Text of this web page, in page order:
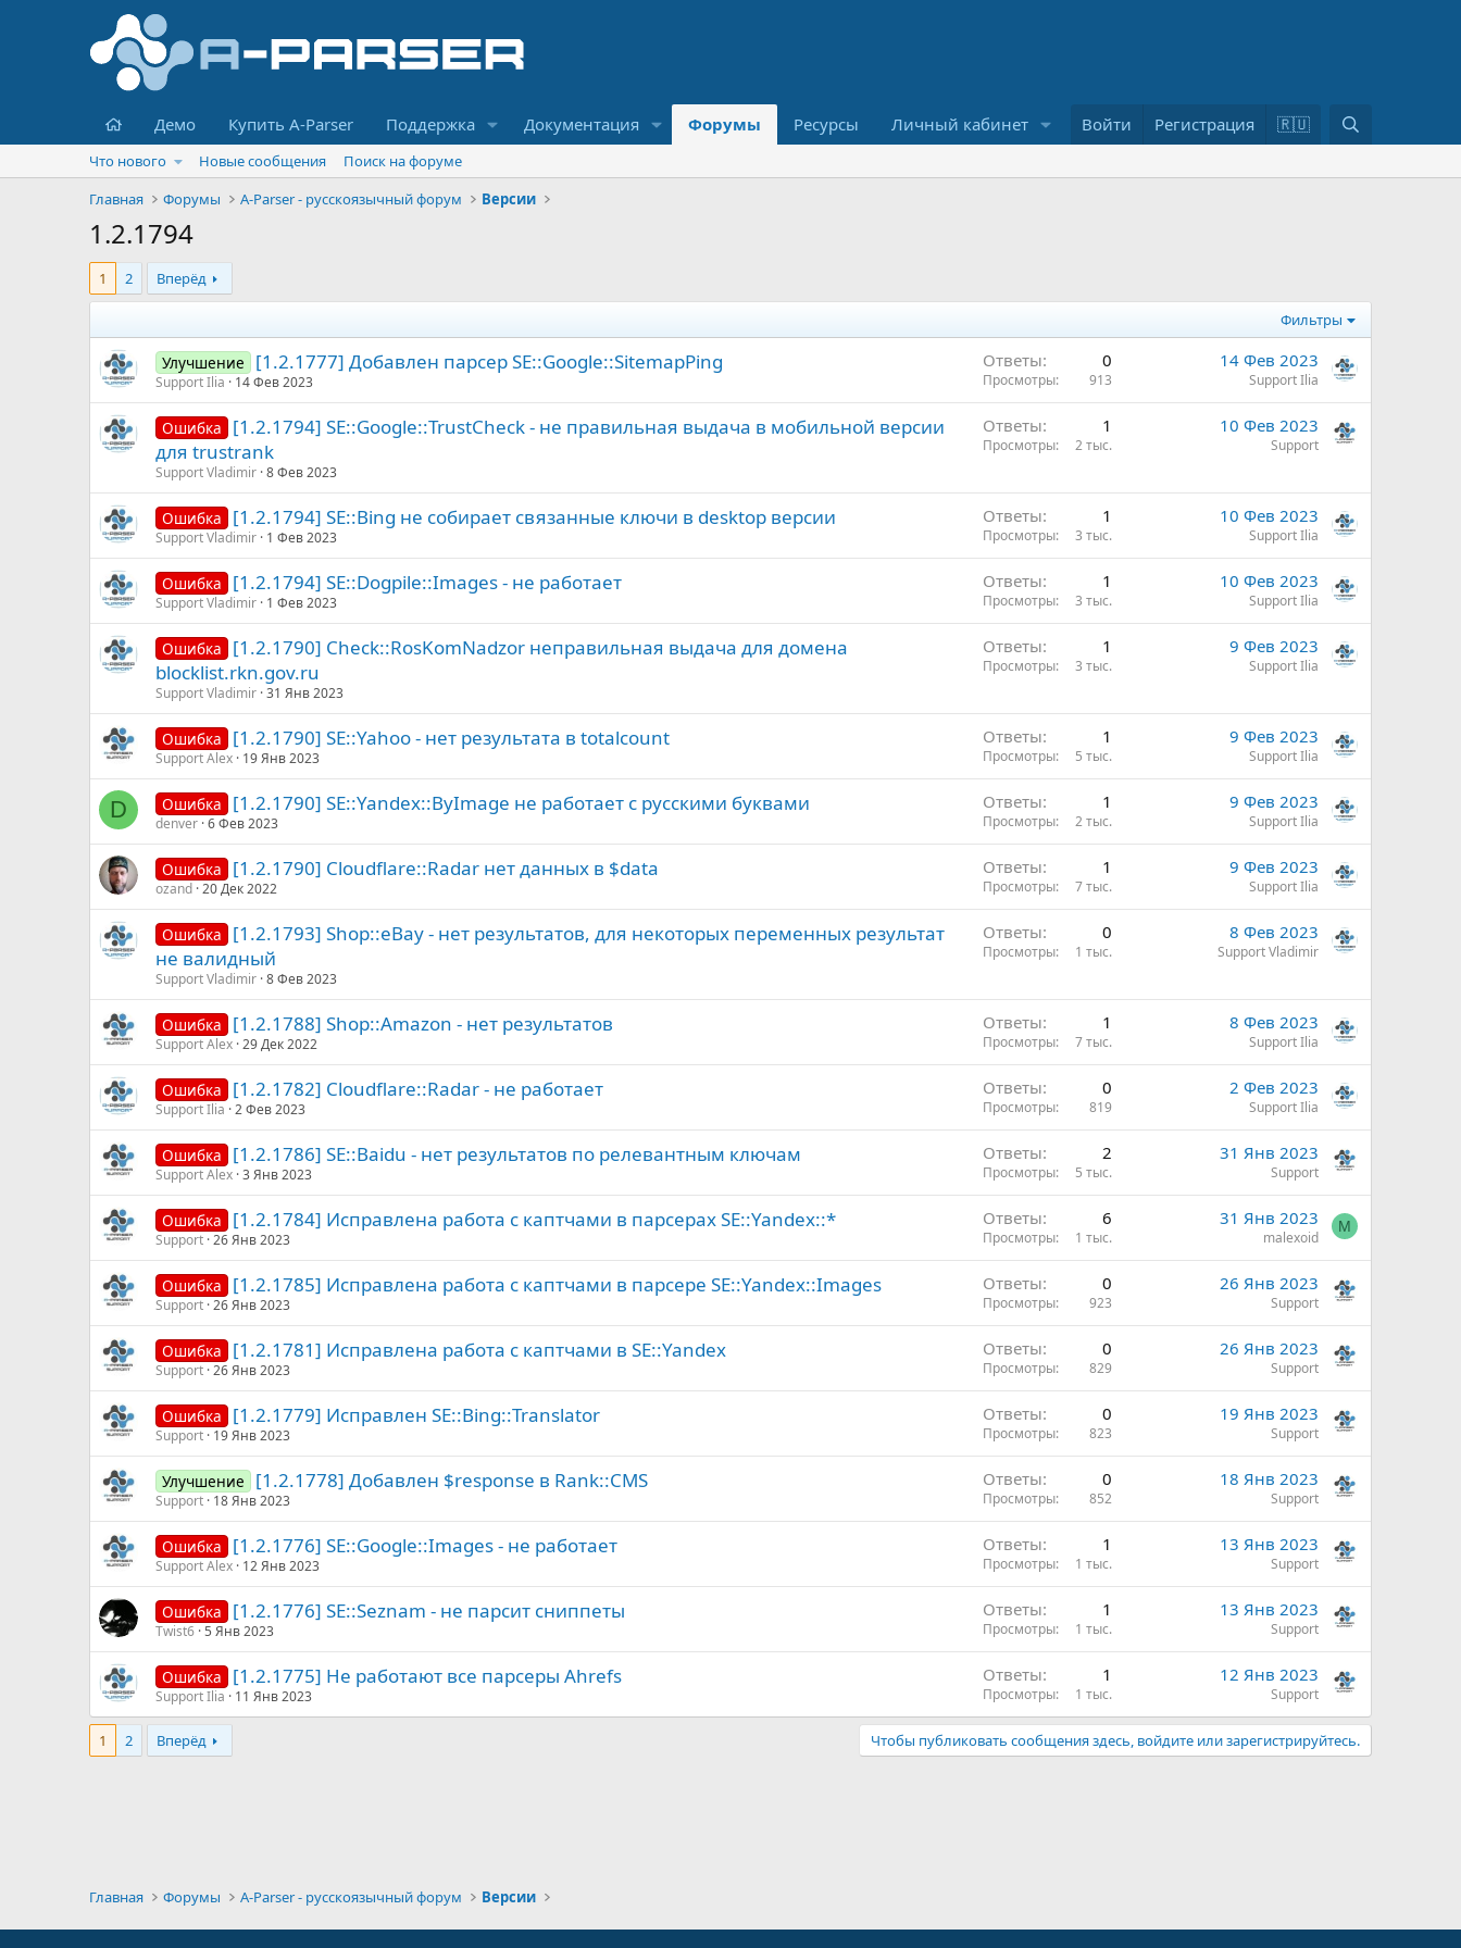
Главная
Демо Купить A-Parser Поддержка Документация Форумы Ресурсы Личный кабинет Войти Регистрация 🇷🇺
о
Что нового Новые сообщения
Поиск на форуме
Главная
Форумы A-Parser - русскоязычный форум Версии
1.2.1794
1 2 Вперёд
Фильтры
Улучшение [1.2.1777] Добавлен парсер SE::Google::SitemapPing
Support Ilia 14 Фев 2023
Ответы 0
Просмотры 913
14 Фев 2023
Support Ilia
Ошибка
[1.2.1794] SE::Google::TrustCheck - не правильная выдача в мобильной версии
для trustrank
Support Vladimir 8 Фев 2023
Ответы 1
Просмотры 2 тыс.
10 Фев 2023
Support
Ошибка [1.2.1794] SE::Bing не собирает связанные ключи в desktop версии
Support Vladimir 1 Фев 2023
Ответы 1
Просмотры 3 тыс.
10 Фев 2023
Support Ilia
Ошибка [1.2.1794] SE::Dogpile::Images - не работает
Support Vladimir 1 Фев 2023
Ответы 1
Просмотры 3 тыс.
10 Фев 2023
Support Ilia
Ошибка
[1.2.1790] Check::RosKomNadzor неправильная выдача для домена
blocklist.rkn.gov.ru
Support Vladimir 31 Янв 2023
Ответы 1
Просмотры 3 тыс.
9 Фев 2023
Support Ilia
Ошибка [1.2.1790] SE::Yahoo - нет результата в totalcount
Support Alex 19 Янв 2023
Ответы 1
Просмотры 5 тыс.
9 Фев 2023
Support Ilia
D Ошибка [1.2.1790] SE::Yandex::ByImage не работает с русскими буквами
denver 6 Фев 2023
Ответы 1
Просмотры 2 тыс.
9 Фев 2023
Support Ilia
Ошибка [1.2.1790] Cloudflare::Radar нет данных в $data
ozand 20 Дек 2022
Ответы 1
Просмотры 7 тыс.
9 Фев 2023
Support Ilia
Ошибка
[1.2.1793] Shop::eBay - нет результатов, для некоторых переменных результат
не валидный
Support Vladimir 8 Фев 2023
Ответы 0
Просмотры 1 тыс.
8 Фев 2023
Support Vladimir
Ошибка [1.2.1788] Shop::Amazon - нет результатов
Support Alex 29 Дек 2022
Ответы 1
Просмотры 7 тыс.
8 Фев 2023
Support Ilia
Ошибка [1.2.1782] Cloudflare::Radar - не работает
Support Ilia 2 Фев 2023
Ответы 0
Просмотры 819
2 Фев 2023
Support Ilia
Ошибка [1.2.1786] SE::Baidu - нет результатов по релевантным ключам
Support Alex 3 Янв 2023
Ответы 2
Просмотры 5 тыс.
31 Янв 2023
Support
Ошибка [1.2.1784] Исправлена работа с каптчами в парсерах SE::Yandex::*
Support 26 Янв 2023
Ответы 6
Просмотры 1 тыс.
31 Янв 2023
malexoid
M
Ошибка [1.2.1785] Исправлена работа с каптчами в парсере SE::Yandex::Images
Support 26 Янв 2023
Ответы 0
Просмотры 923
26 Янв 2023
Support
Ошибка [1.2.1781] Исправлена работа с каптчами в SE::Yandex
Support 26 Янв 2023
Ответы 0
Просмотры 829
26 Янв 2023
Support
Ошибка [1.2.1779] Исправлен SE::Bing::Translator
Support 19 Янв 2023
Ответы 0
Просмотры 823
19 Янв 2023
Support
Улучшение [1.2.1778] Добавлен $response в Rank::CMS
Support 18 Янв 2023
Ответы 0
Просмотры 852
18 Янв 2023
Support
Ошибка [1.2.1776] SE::Google::Images - не работает
Support Alex 12 Янв 2023
Ответы 1
Просмотры 1 тыс.
13 Янв 2023
Support
Ошибка [1.2.1776] SE::Seznam - не парсит сниппеты
Twist6 5 Янв 2023
Ответы 1
Просмотры 1 тыс.
13 Янв 2023
Support
Ошибка [1.2.1775] Не работают все парсеры Ahrefs
Support Ilia 11 Янв 2023
Ответы 1
Просмотры 1 тыс.
12 Янв 2023
Support
1 2 Вперёд Чтобы публиковать сообщения здесь, войдите или зарегистрируйтесь.
Главная Форумы A-Parser - русскоязычный форум Версии